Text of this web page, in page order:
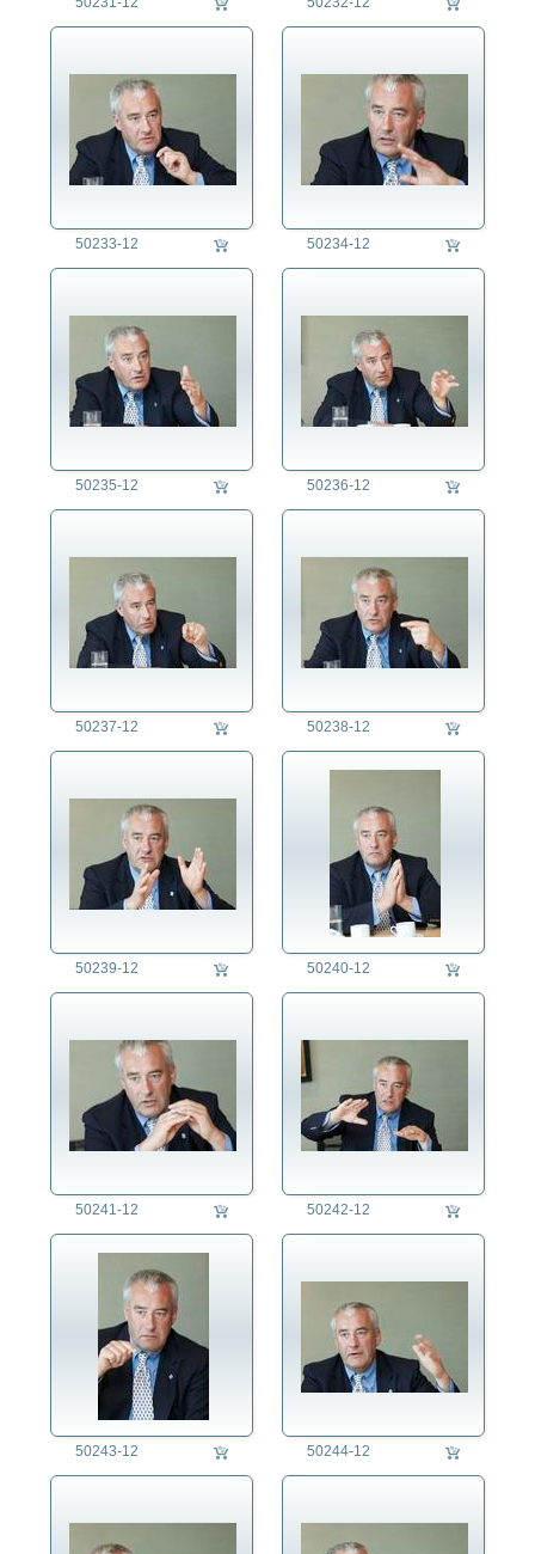
50233-12 50234-12
50235-12 50236-12
50237-12 50238-12
50239-12 50240-12
50241-12 50242-12
50243-12 50244-12